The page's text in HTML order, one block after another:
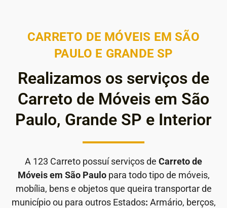
CARRETO DE MÓVEIS EM SÃO
PAULO E GRANDE SP
Realizamos os serviços de
Carreto de Móveis em São
Paulo, Grande SP e Interior
A 123 Carreto possuí serviços de Carreto de
Móveis em São Paulopara todo tipo de móveis,
mobília, bens e objetos que queira transportar de
município ou para outros Estados: Armário, berços,